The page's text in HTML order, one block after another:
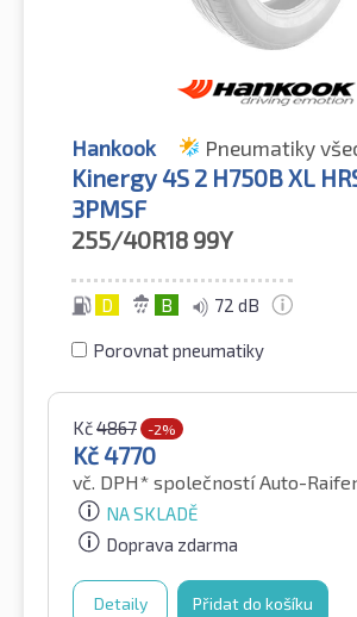
Hankook Pneumatiky
Kinergy 4S 2 H750B XL
3PMSF
255/40R18 99Y
D B 72 dB
Porovnat pneumatiky
Kč4867 -2%
Kč4770
vč. DPH* společností Auto-
NA SKLADĚ
Doprava zdarma
Detaily Přidat do košíku